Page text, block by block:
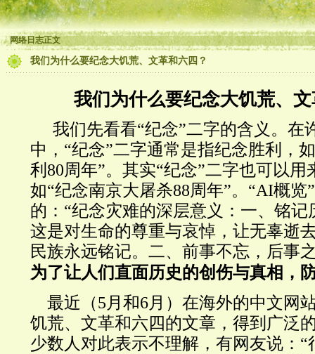
网络日志正文
我们为什么要纪念大饥荒、文革和六四？
我们为什么要纪念大饥荒、
我们先看看“纪念”二字的含义。在
中，“纪念”二字通常是指纪念胜利，
利 80周年”。其实“纪念”二字也可以用
如“纪念南京大屠杀88周年”。“AI概览
的：“纪念灾难的深层意义：一、铭
这是对生命的尊重与哀悼，让无辜逝
民族永远铭记。二、前事不忘，后事
为了让人们直面历史的创伤与真相，
最近（5 月和6月）在海外的中文网
饥荒、文革和六四的文章，得到广泛
少数人对此表示不理解，有网友说：